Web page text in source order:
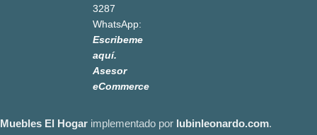
3287
WhatsApp:
Escribeme
aquí.
Asesor
eCommerce
Muebles El Hogar implementado por lubinleonardo.com.